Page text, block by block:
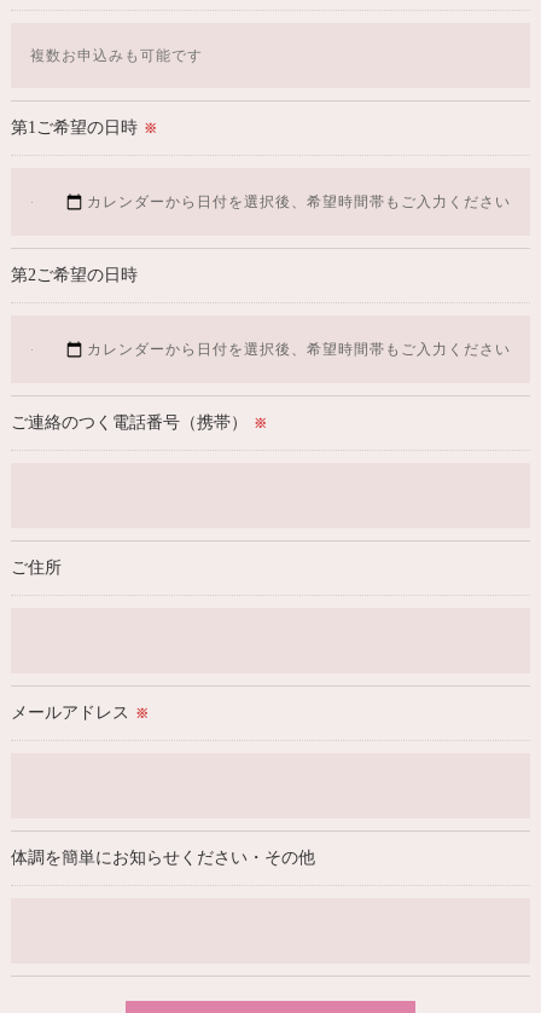
第1ご希望の日時 ※
第2ご希望の日時
ご連絡のつく電話番号（携帯） ※
ご住所
メールアドレス ※
体調を簡単にお知らせください・その他